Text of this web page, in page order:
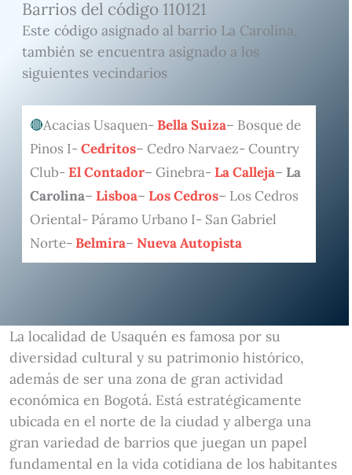
Barrios del código 110121
Este código asignado al barrio La Carolina,
también se encuentra asignado a los
siguientes vecindarios
Acacias Usaquen- Bella Suiza– Bosque de
Pinos I- Cedritos– Cedro Narvaez- Country
Club- El Contador– Ginebra- La Calleja– La
Carolina– Lisboa– Los Cedros– Los Cedros
Oriental- Páramo Urbano I- San Gabriel
Norte- Belmira– Nueva Autopista
La localidad de Usaquén es famosa por su
diversidad cultural y su patrimonio histórico,
además de ser una zona de gran actividad
económica en Bogotá. Está estratégicamente
ubicada en el norte de la ciudad y alberga una
gran variedad de barrios que juegan un papel
fundamental en la vida cotidiana de los habitantes